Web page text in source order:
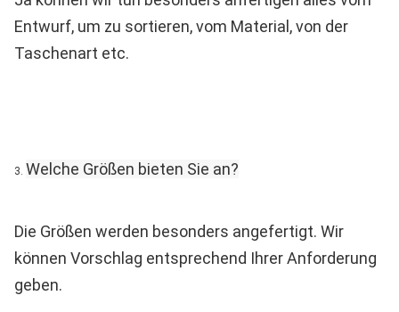
Entwurf, um zu sortieren, vom Material, von der
Taschenart etc.
3. Welche Größen bieten Sie an?
Die Größen werden besonders angefertigt. Wir
können Vorschlag entsprechend Ihrer Anforderung
geben.